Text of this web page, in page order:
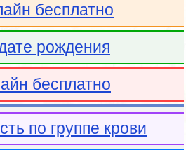
бесплатно
рождения
бесплатно
по группе крови